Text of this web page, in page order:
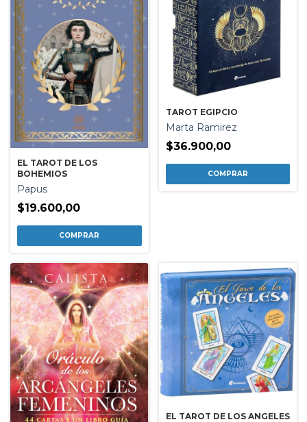
EL TAROT DE LOS
BOHEMIOS
Papus
$19.600,00
TAROT EGIPCIO
Marta Ramirez
$36.900,00
EL TAROT DE LOS ANGELES